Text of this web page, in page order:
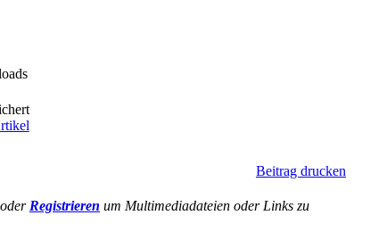
Beitrag drucken
oder Registrieren um Multimediadateien oder Links zu